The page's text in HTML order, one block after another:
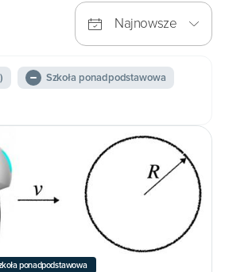
Najnowsze
Szkoła ponadpodstawowa
ponadpodstawowa